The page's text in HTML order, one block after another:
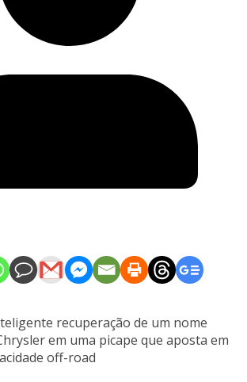
recuperação de um nome
em uma picape que aposta em
off-road